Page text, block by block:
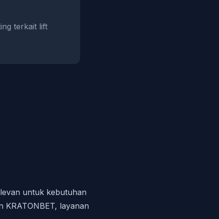
terkait lift
untuk kebutuhan
KRATONBET, layanan